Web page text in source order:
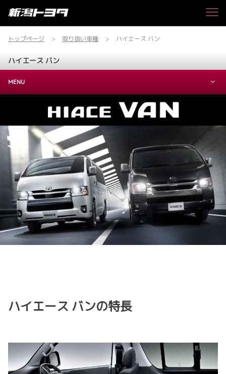
トップページ 取り扱い車種 ハイエース バン
ハイエース バン
MENU
ハイエース バンの特長